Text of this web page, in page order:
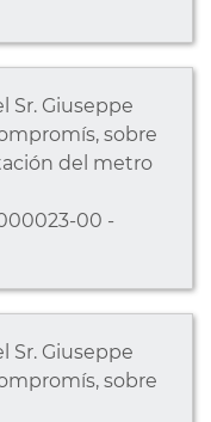
Sr. Giuseppe
sobre
del metro
00 -
Sr. Giuseppe
sobre